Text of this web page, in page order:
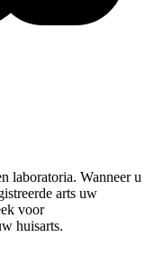
laboratoria. Wanneer u
arts uw
voor
huisarts.